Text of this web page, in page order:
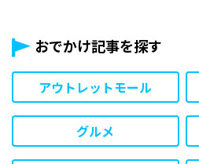
おでかけ記事を探す
アウトレットモール
グルメ